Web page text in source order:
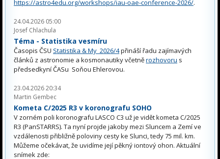
https://astro4edu.org/workshops/iau-oae-conference-2026/.
24.04.2026 05:00
Josef Chlachula
Téma - Statistika vesmíru
Časopis ČSU Statistika & My 2026/4přináší řadu zajímavých
článků z astronomie a kosmonautiky včetněrozhovoru s
předsedkyní ČASu Soňou Ehlerovou.
23.04.2026 20:34
Martin Gembec
Kometa C/2025 R3 v koronografu SOHO
V zorném poli koronografu LASCO C3 už je vidět kometa C/2025
R3 (PanSTARRS). Ta nyní projde jakoby mezi Sluncem a Zemí ve
vzdálenosti přibližně poloviny cesty ke Slunci, tedy 75 mil. km.
Můžeme očekávat, že uvidíme její pěkný iontový ohon. Aktuální
snímek zde: